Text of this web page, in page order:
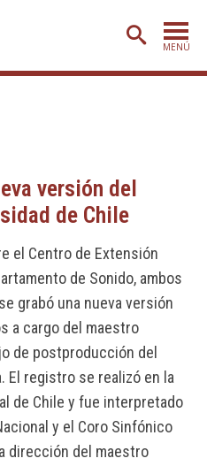
MENÚ
Funcionarias/os
versión del
de Chile
el Centro de Extensión
de Sonido, ambos
grabó una nueva versión
a cargo del maestro
de postproducción del
El registro se realizó en la
de Chile y fue interpretado
y el Coro Sinfónico
dirección del maestro